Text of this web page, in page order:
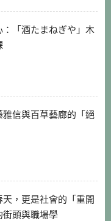
「酒たまねぎや」木
信與百草藝廊的「絕
，更是社會的「重開
街頭與職場學